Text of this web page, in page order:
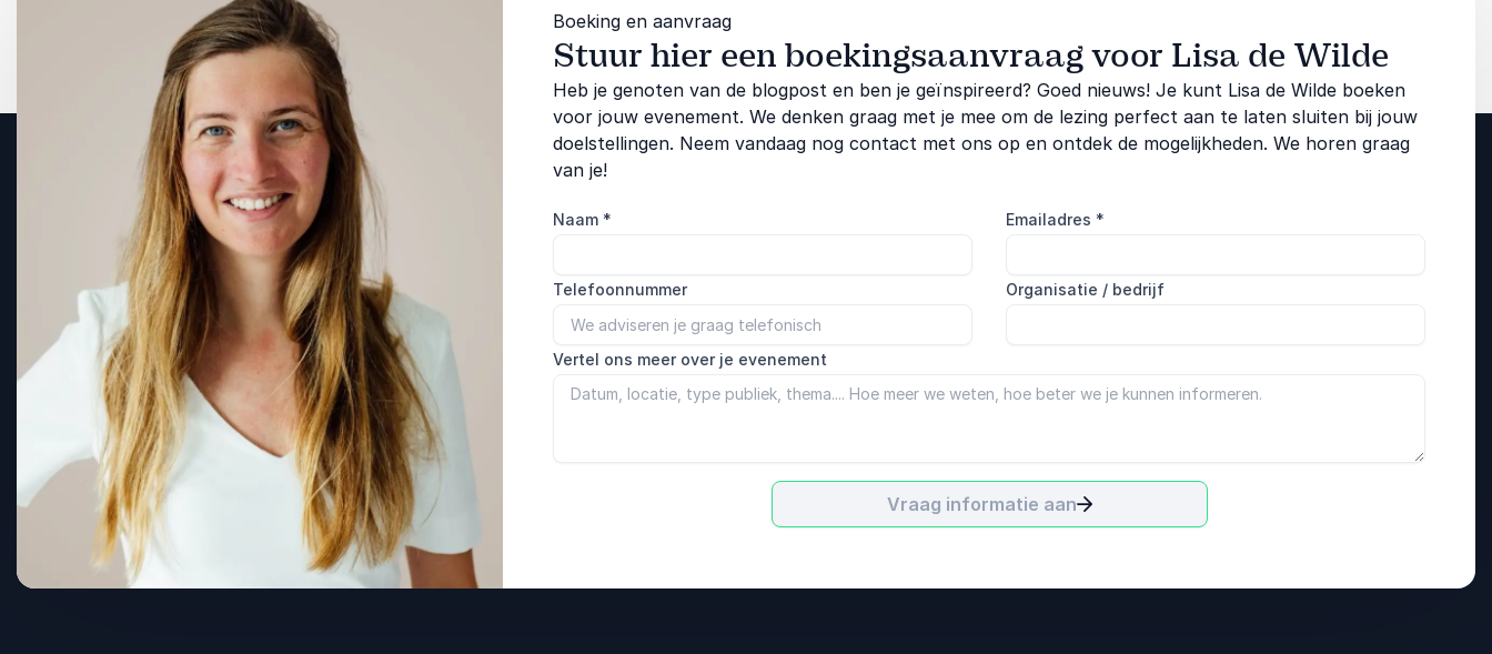
Boeking en aanvraag
Stuur hier een boekingsaanvraag voor Lisa de Wilde
Heb je genoten van de blogpost en ben je geïnspireerd? Goed nieuws! Je kunt Lisa de Wilde boeken
voor jouw evenement. We denken graag met je mee om de lezing perfect aan te laten sluiten bij jouw
doelstellingen. Neem vandaag nog contact met ons op en ontdek de mogelijkheden. We horen graag
van je!
Naam *
Telefoonnummer
Emailadres *
Organisatie / bedrijf
Vertel ons meer over je evenement
Vraag informatie aan